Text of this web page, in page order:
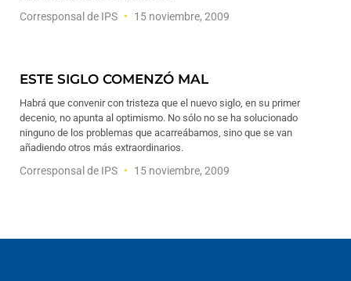
Corresponsal de IPS 15 noviembre, 2009
ESTE SIGLO COMENZÓ MAL
Habrá que convenir con tristeza que el nuevo siglo, en su primer
decenio, no apunta al optimismo. No sólo no se ha solucionado
ninguno de los problemas que acarreábamos, sino que se van
añadiendo otros más extraordinarios.
Corresponsal de IPS 15 noviembre, 2009